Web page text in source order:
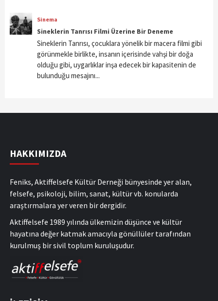
Sinema
Sineklerin Tanrısı Filmi Üzerine Bir Deneme
Sineklerin Tanrısı, çocuklara yönelik bir macera filmi gibi
görünmekle birlikte, insanın içerisinde vahşi bir doğa
olduğu gibi, uygarlıklar inşa edecek bir kapasitenin de
bulunduğu mesajını...
HAKKIMIZDA
Feniks, Aktiffelsefe Kültür Derneği bünyesinde yer alan,
felsefe, psikoloji, bilim, sanat, kültür vb. konularda
araştırmalara yer veren bir dergidir.
Aktiffelsefe 1989 yılında ülkemizin düşünce ve kültür
hayatına değer katmak amacıyla gönüllüler tarafından
kurulmuş bir sivil toplum kuruluşudur.